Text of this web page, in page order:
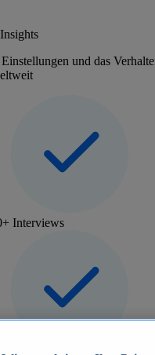
und das
Interviews